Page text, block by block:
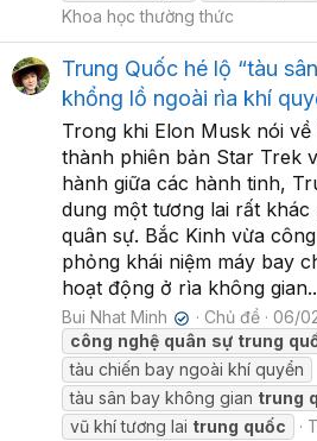
Khoa học thường thức
Trung Quốc hé lộ “tàu
khổng lồ ngoài rìa khí
Trong khi Elon Musk nói về
thành phiên bản Star Trek
hành giữa các hành tinh,
dung một tương lai rất khác
quân sự. Bắc Kinh vừa
phỏng khái niệm máy bay
hoạt động ở rìa không
Bui Nhat Minh ✔ Chủ đề
06/
công nghệ quân sự trung
tàu chiến bay ngoài khí quyển
tàu sân bay không gian trung
vũ khí tương lai trung quốc